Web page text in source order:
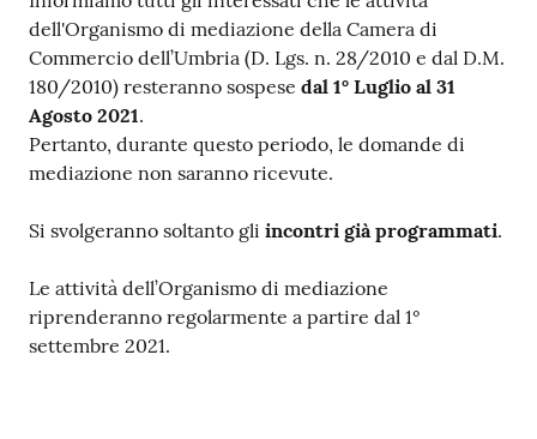
L'Impresa
Digitale
ce
di
dell'Organismo di mediazione della Camera di
Commercio dell’Umbria (D. Lgs. n. 28/2010 e dal D.M.
180/2010) resteranno sospese dal 1° Luglio al 31
Agosto 2021.
Pertanto, durante questo periodo, le domande di
mediazione non saranno ricevute.
Si svolgeranno soltanto gli incontri già programmati.
Le attività dell’Organismo di mediazione
riprenderanno regolarmente a partire dal 1°
settembre 2021.